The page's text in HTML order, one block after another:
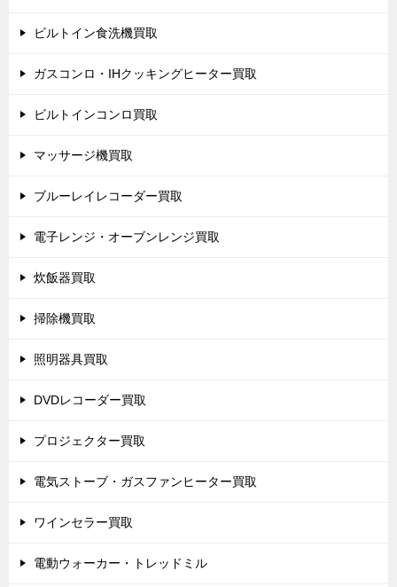
ビルトイン食洗機買取
ガスコンロ・IHクッキングヒーター買取
ビルトインコンロ買取
マッサージ機買取
ブルーレイレコーダー買取
電子レンジ・オーブンレンジ買取
炊飯器買取
掃除機買取
照明器具買取
DVDレコーダー買取
プロジェクター買取
電気ストーブ・ガスファンヒーター買取
ワインセラー買取
電動ウォーカー・トレッドミル